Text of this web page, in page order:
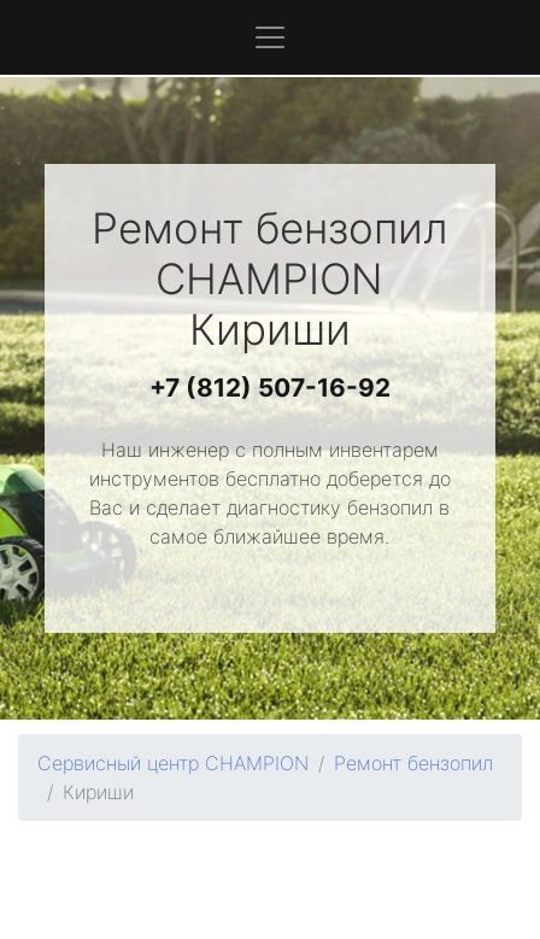
Ремонт бензопил
CHAMPION
Кириши
+7 (812) 507-16-92
Наш инженер с полным инвентарем
инструментов бесплатно доберется до
Вас и сделает диагностику бензопил в
самое ближайшее время.
Сервисный центр CHAMPION
Ремонт бензопил
Кириши